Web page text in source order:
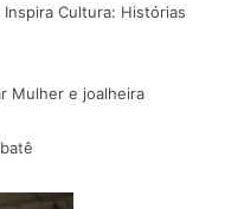
Cultura: Histórias
Mulher e joalheira